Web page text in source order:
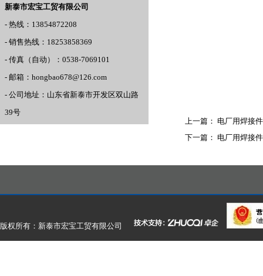
新泰市宏宝工贸有限公司
- 热线：13854872208
- 销售热线：18253858369
- 传真（自动）：0538-7069101
- 邮箱：hongbao678@126.com
- 公司地址：山东省新泰市开发区双山路
39号
上一篇： 电厂用焊接件
下一篇： 电厂用焊接件
版权所有：新泰市宏宝工贸有限公司